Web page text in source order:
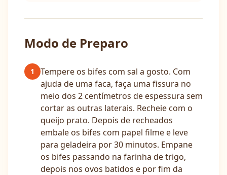
Modo de Preparo
1
Tempere os bifes com sal a gosto. Com
ajuda de uma faca, faça uma fissura no
meio dos 2 centímetros de espessura sem
cortar as outras laterais. Recheie com o
queijo prato. Depois de recheados
embale os bifes com papel filme e leve
para geladeira por 30 minutos. Empane
os bifes passando na farinha de trigo,
depois nos ovos batidos e por fim da